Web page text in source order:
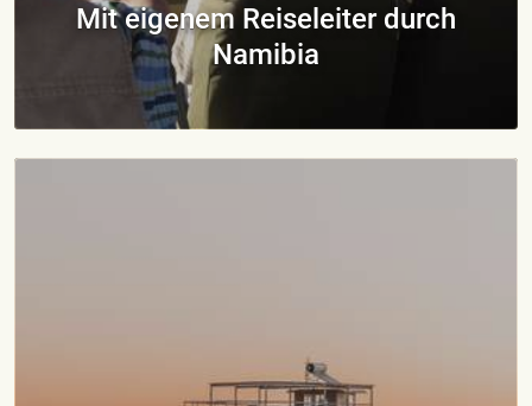
Mit eigenem Reiseleiter durch
Namibia